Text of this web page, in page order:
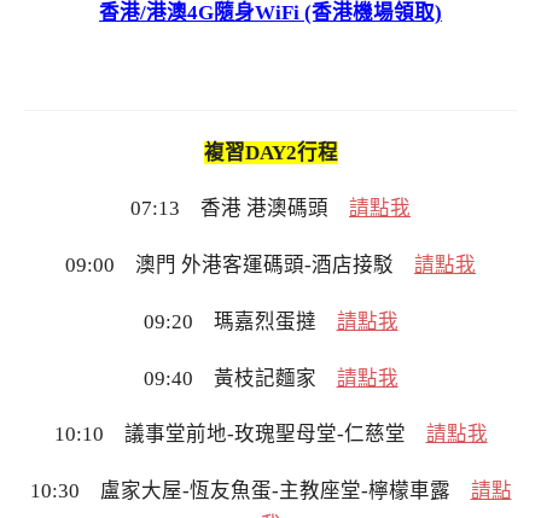
香港/港澳4G隨身WiFi (香港機場領取)
複習DAY2行程
07:13 香港 港澳碼頭 請點我
09:00 澳門 外港客運碼頭-酒店接駁 請點我
09:20 瑪嘉烈蛋撻 請點我
09:40 黃枝記麵家 請點我
10:10 議事堂前地-玫瑰聖母堂-仁慈堂 請點我
10:30 盧家大屋-恆友魚蛋-主教座堂-檸檬車露 請點